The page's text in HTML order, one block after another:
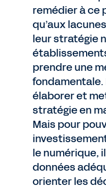
remédier à ce
qu’aux
leur stratégie
prendre une
élaborer et
stratégie en
Mais pour
le numérique,
données
orienter les